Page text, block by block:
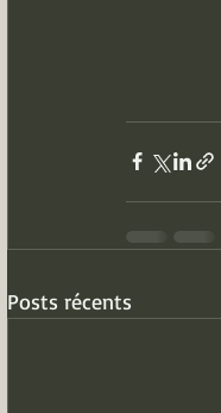
Posts récents